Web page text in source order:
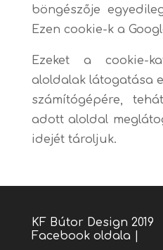
böngészője
Ezen cookie-k a
Ezeket a cookie-
aloldalak látogatása
számítógépére,
adott aloldal
idejét tároljuk.
KF Bútor Design
Facebook oldala